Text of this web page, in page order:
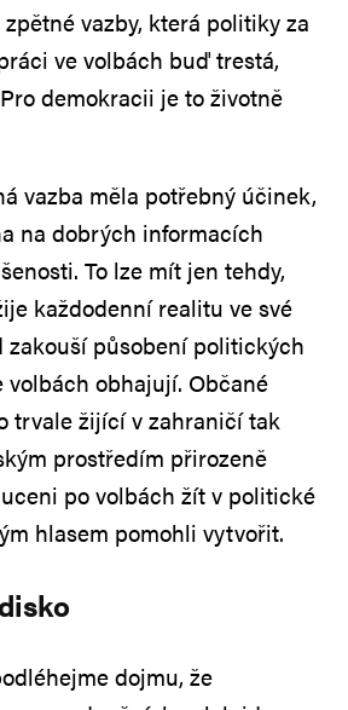
vazby, která politiky za
ve volbách buď trestá,
demokracii je to životně
vazba měla potřebný účinek,
na dobrých informacích
To lze mít jen tehdy,
každodenní realitu ve své
zakouší působení politických
volbách obhajují. Občané
trvale žijící v zahraničí tak
prostředím přirozeně
po volbách žít v politické
hlasem pomohli vytvořit.
dojmu, že